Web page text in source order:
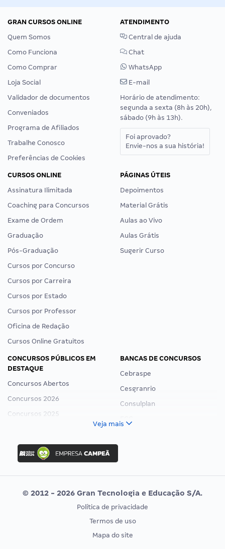
GRAN CURSOS ONLINE
Quem Somos
Como Funciona
Como Comprar
Loja Social
Validador de documentos
Conveniados
Programa de Afiliados
Trabalhe Conosco
Preferências de Cookies
ATENDIMENTO
Central de ajuda
Chat
WhatsApp
E-mail
Horário de atendimento:
segunda a sexta (8h às 20h),
sábado (9h às 13h).
Foi aprovado?
Envie-nos a sua história!
CURSOS ONLINE
Assinatura Ilimitada
Coaching para Concursos
Exame de Ordem
Graduação
Pós-Graduação
Cursos por Concurso
Cursos por Carreira
Cursos por Estado
Cursos por Professor
Oficina de Redação
Cursos Online Gratuitos
PÁGINAS ÚTEIS
Depoimentos
Material Grátis
Aulas ao Vivo
Aulas Grátis
Sugerir Curso
CONCURSOS PÚBLICOS EM
DESTAQUE
Concursos Abertos
Concursos 2026
Concursos 2025
Concurso Nacional Unificado
Concurso Ibama
Concurso MPU
Editais publicados
BANCAS DE CONCURSOS
Cebraspe
Cesgranrio
Consulplan
Vunesp
CONCURSOS POR PROFISSÃO
EXAME DE ORDEM
Veja mais
© 2012 - 2026 Gran Tecnologia e Educação S/A.
Política de privacidade
Termos de uso
Mapa do site